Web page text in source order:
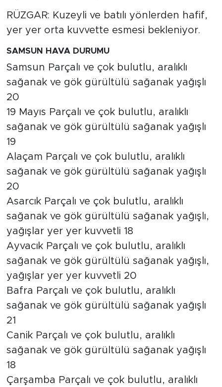
RÜZGAR: Kuzeyli ve batılı yönlerden hafif,
yer yer orta kuvvette esmesi bekleniyor.
SAMSUN HAVA DURUMU
Samsun Parçalı ve çok bulutlu, aralıklı
sağanak ve gök gürültülü sağanak yağışlı
20
19 Mayıs Parçalı ve çok bulutlu, aralıklı
sağanak ve gök gürültülü sağanak yağışlı
19
Alaçam Parçalı ve çok bulutlu, aralıklı
sağanak ve gök gürültülü sağanak yağışlı
20
Asarcık Parçalı ve çok bulutlu, aralıklı
sağanak ve gök gürültülü sağanak yağışlı,
yağışlar yer yer kuvvetli 18
Ayvacık Parçalı ve çok bulutlu, aralıklı
sağanak ve gök gürültülü sağanak yağışlı,
yağışlar yer yer kuvvetli 20
Bafra Parçalı ve çok bulutlu, aralıklı
sağanak ve gök gürültülü sağanak yağışlı
21
Canik Parçalı ve çok bulutlu, aralıklı
sağanak ve gök gürültülü sağanak yağışlı
18
Çarşamba Parçalı ve çok bulutlu, aralıklı